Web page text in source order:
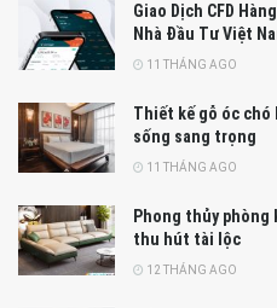
Giao Dịch CFD
Nhà Đầu Tư Việt
11 THÁNG AGO
Thiết kế gỗ óc
sống sang trọng
11 THÁNG AGO
Phong thủy phòng
thu hút tài lộc
12 THÁNG AGO